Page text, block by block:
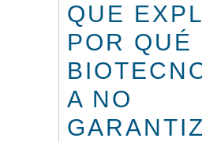
QUE
POR QUÉ
A NO